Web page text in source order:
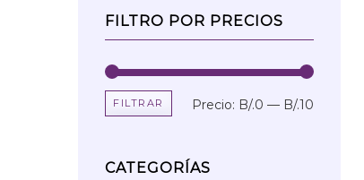
FILTRO POR PRECIOS
FILTRAR Precio: B/.0 — B/.10
CATEGORÍAS